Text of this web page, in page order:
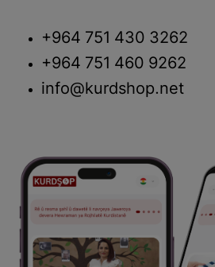
+964 751 430 3262
+964 751 460 9262
info@kurdshop.net